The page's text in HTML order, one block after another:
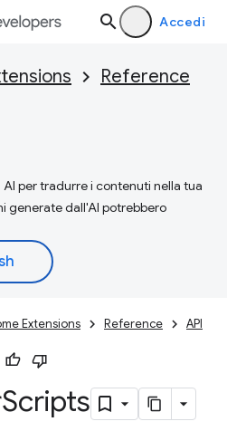
Accedi
Reference
per tradurre i contenuti nella tua
generate dall'AI potrebbero
Extensions Reference API
Scripts